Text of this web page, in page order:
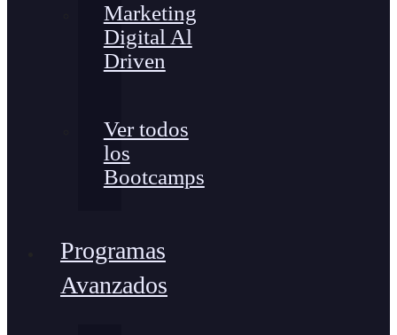
Marketing
Digital Al
Driven
Ver todos
los
Bootcamps
Programas
Avanzados